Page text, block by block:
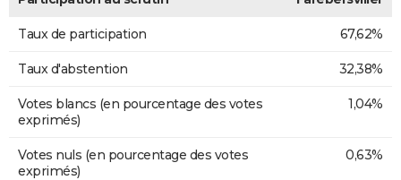
Taux de participation 67,62%
Taux d'abstention 32,38%
Votes blancs (en pourcentage des votes
exprimés)
1,04%
Votes nuls (en pourcentage des votes
exprimés)
0,63%